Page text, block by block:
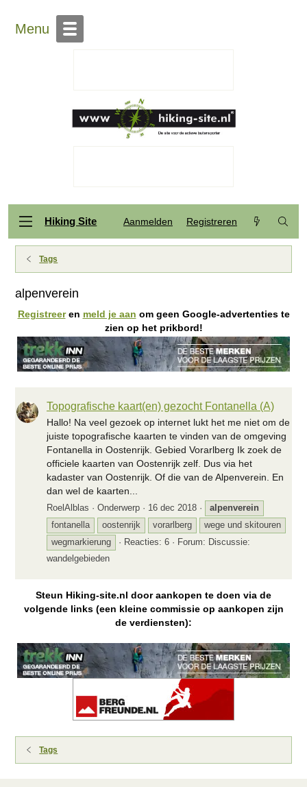
Menu
Hiking Site Aanmelden Registreren
Tags
alpenverein
Registreeren meld je aan om geen Google-advertenties te
zien op het prikbord!
Topografische kaart(en) gezocht Fontanella (A)
Hallo! Na veel gezoek op internet lukt het me niet om de
juiste topografische kaarten te vinden van de omgeving
Fontanella in Oostenrijk. Gebied Vorarlberg Ik zoek de
officiele kaarten van Oostenrijk zelf. Dus via het
kadaster van Oostenrijk. Of die van de Alpenverein. En
dan wel de kaarten...
RoelAlblas Onderwerp 16 dec 2018
alpenverein
fontanella
oostenrijk vorarlberg
wege und skitouren
wegmarkierung
Reacties: 6 Forum: Discussie:
wandelgebieden
Steun Hiking-site.nl door aankopen te doen via de
volgende links (een kleine commissie op aankopen zijn
de verdiensten):
Tags